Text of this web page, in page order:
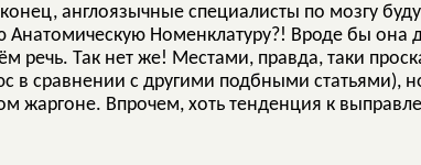
англоязычные специалисты по мозгу
Номенклатуру?! Вроде бы она
речь. Так нет же! Местами, правда, таки
в сравнении с другими подбными статьями),
жаргоне. Впрочем, хоть тенденция к